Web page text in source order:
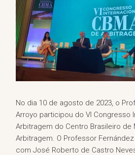
No dia 10 de agosto de 2023, o
Arroyo participou do VI Congresso
Arbitragem do Centro Brasileiro de
Arbitragem. O Professor
com José Roberto de Castro